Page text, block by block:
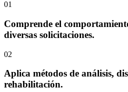
01
Comprende el
diversas solicitaciones.
02
Aplica métodos de análisis,
rehabilitación.